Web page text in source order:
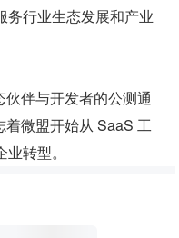
务行业生态发展和产业
伴与开发者的公测通
微盟开始从 SaaS 工
转型。